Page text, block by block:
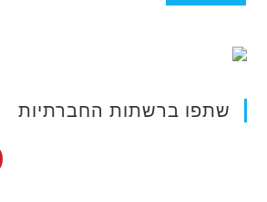
שתפו ברשתות החברתיות